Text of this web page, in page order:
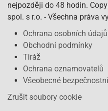
nejpozději do 48 hodin.
spol. s r.o. - Všechna práva
Ochrana osobních údajů
Obchodní podmínky
Tiráž
Ochrana oznamovatelů
Všeobecné
Zrušit soubory cookie